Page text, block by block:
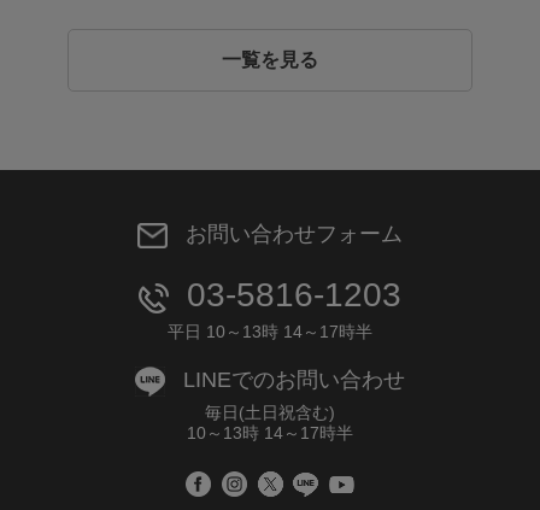
一覧を見る
お問い合わせフォーム
03-5816-1203
平日 10～13時 14～17時半
LINEでのお問い合わせ
毎日(土日祝含む)
10～13時 14～17時半